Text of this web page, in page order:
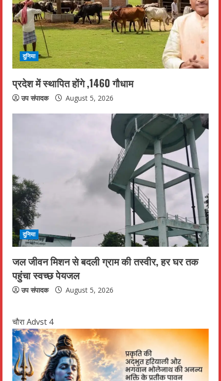
दुनिया
प्रदेश में स्थापित होंगे ,1460 गौधाम
उप संपादक August 5, 2026
दुनिया
जल जीवन मिशन से बदली ग्राम की तस्वीर, हर घर तक
पहुंचा स्वच्छ पेयजल
उप संपादक August 5, 2026
चौरा Advst 4